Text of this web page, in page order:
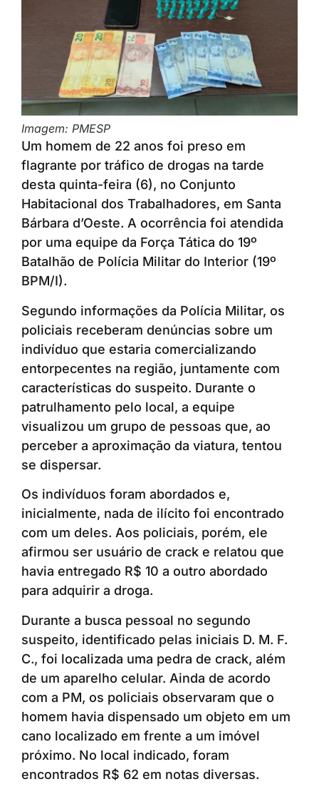
Imagem: PMESP
Um homem de 22 anos foi preso em
flagrante por tráfico de drogas na tarde
desta quinta-feira (6), no Conjunto
Habitacional dos Trabalhadores, em Santa
Bárbara d’Oeste. A ocorrência foi atendida
por uma equipe da Força Tática do 19º
Batalhão de Polícia Militar do Interior (19º
BPM/I).
Segundo informações da Polícia Militar, os
policiais receberam denúncias sobre um
indivíduo que estaria comercializando
entorpecentes na região, juntamente com
características do suspeito. Durante o
patrulhamento pelo local, a equipe
visualizou um grupo de pessoas que, ao
perceber a aproximação da viatura, tentou
se dispersar.
Os indivíduos foram abordados e,
inicialmente, nada de ilícito foi encontrado
com um deles. Aos policiais, porém, ele
afirmou ser usuário de crack e relatou que
havia entregado R$ 10 a outro abordado
para adquirir a droga.
Durante a busca pessoal no segundo
suspeito, identificado pelas iniciais D. M. F.
C., foi localizada uma pedra de crack, além
de um aparelho celular. Ainda de acordo
com a PM, os policiais observaram que o
homem havia dispensado um objeto em um
cano localizado em frente a um imóvel
próximo. No local indicado, foram
encontrados R$ 62 em notas diversas.